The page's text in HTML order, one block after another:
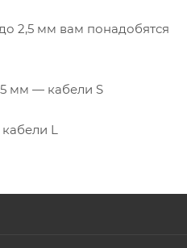
2,5 мм вам понадобятся
мм — кабели S
L